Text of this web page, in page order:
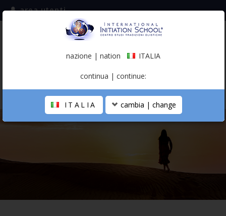
iscriviti alla mailing list
(italiano)
area utenti
LA SCUOLA
nazione | nation ITALIA
continua | continue:
ITALIA cambia | change